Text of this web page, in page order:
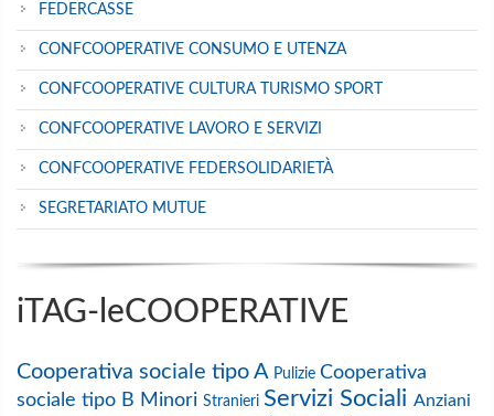
FEDERCASSE
CONFCOOPERATIVE CONSUMO E UTENZA
CONFCOOPERATIVE CULTURA TURISMO SPORT
CONFCOOPERATIVE LAVORO E SERVIZI
CONFCOOPERATIVE FEDERSOLIDARIETÀ
SEGRETARIATO MUTUE
iTAG-leCOOPERATIVE
Cooperativa sociale tipo A Pulizie Cooperativa
sociale tipo B Minori Stranieri Servizi Sociali Anziani